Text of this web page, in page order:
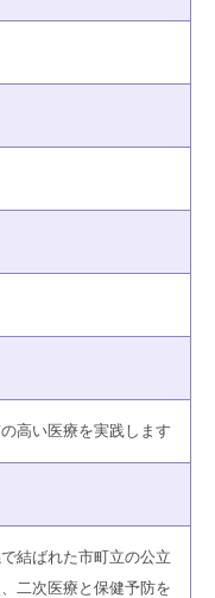
高い医療を実践します
結ばれた市町立の公立
二次医療と保健予防を